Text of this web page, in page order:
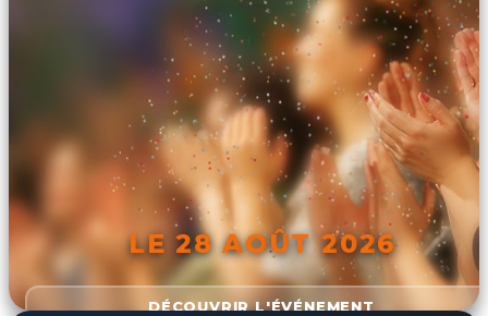
LE 28 AOÛT 2026
DÉCOUVRIR L'ÉVÉNEMENT